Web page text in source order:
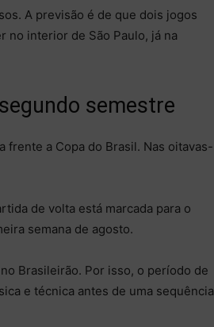
A previsão é de que dois jogos
no interior de São Paulo, já na
semestre
frente a Copa do Brasil. Nas oitavas-
de volta está marcada para o
semana de agosto.
Brasileirão. Por isso, o período de
e técnica antes de uma sequência